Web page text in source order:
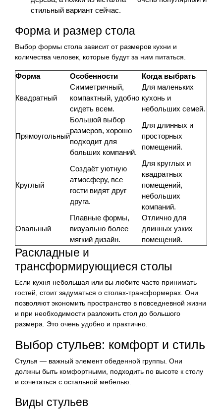
стильный вариант сейчас.
Форма и размер стола
Выбор формы стола зависит от размеров кухни и
количества человек, которые будут за ним питаться.
Форма Особенности Когда выбрать
Квадратный
Симметричный,
компактный, удобно
сидеть всем.
Для маленьких
кухонь и
небольших семей.
Прямоугольный
Большой выбор
размеров, хорошо
подходит для
больших компаний.
Для длинных и
просторных
помещений.
Круглый
Создаёт уютную
атмосферу, все
гости видят друг
друга.
Для круглых и
квадратных
помещений,
небольших
компаний.
Овальный
Плавные формы,
визуально более
мягкий дизайн.
Отлично для
длинных узких
помещений.
Раскладные и
трансформирующиеся столы
Если кухня небольшая или вы любите часто принимать
гостей, стоит задуматься о столах-трансформерах. Они
позволяют экономить пространство в повседневной жизни
и при необходимости разложить стол до большого
размера. Это очень удобно и практично.
Выбор стульев: комфорт и стиль
Стулья — важный элемент обеденной группы. Они
должны быть комфортными, подходить по высоте к столу
и сочетаться с остальной мебелью.
Виды стульев